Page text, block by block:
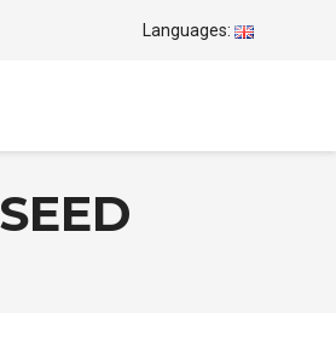
Languages:
SEED